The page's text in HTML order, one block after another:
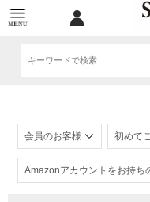
会員のお客様 初めて
Amazonアカウントをお持ち